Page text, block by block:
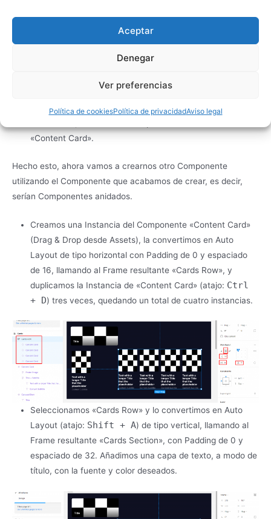
Aceptar
Denegar
Ver preferencias
Política de cookiesPolítica de privacidadAviso legal
«Content Card».
Hecho esto, ahora vamos a crearnos otro Componente
utilizando el Componente que acabamos de crear, es decir,
serían Componentes anidados.
Creamos una Instancia del Componente «Content Card»
(Drag & Drop desde Assets), la convertimos en Auto
Layout de tipo horizontal con Padding de 0 y espaciado
de 16, llamando al Frame resultante «Cards Row», y
duplicamos la Instancia de «Content Card» (atajo: Ctrl
+ D) tres veces, quedando un total de cuatro instancias.
Seleccionamos «Cards Row» y lo convertimos en Auto
Layout (atajo: Shift + A) de tipo vertical, llamando al
Frame resultante «Cards Section», con Padding de 0 y
espaciado de 32. Añadimos una capa de texto, a modo de
título, con la fuente y color deseados.